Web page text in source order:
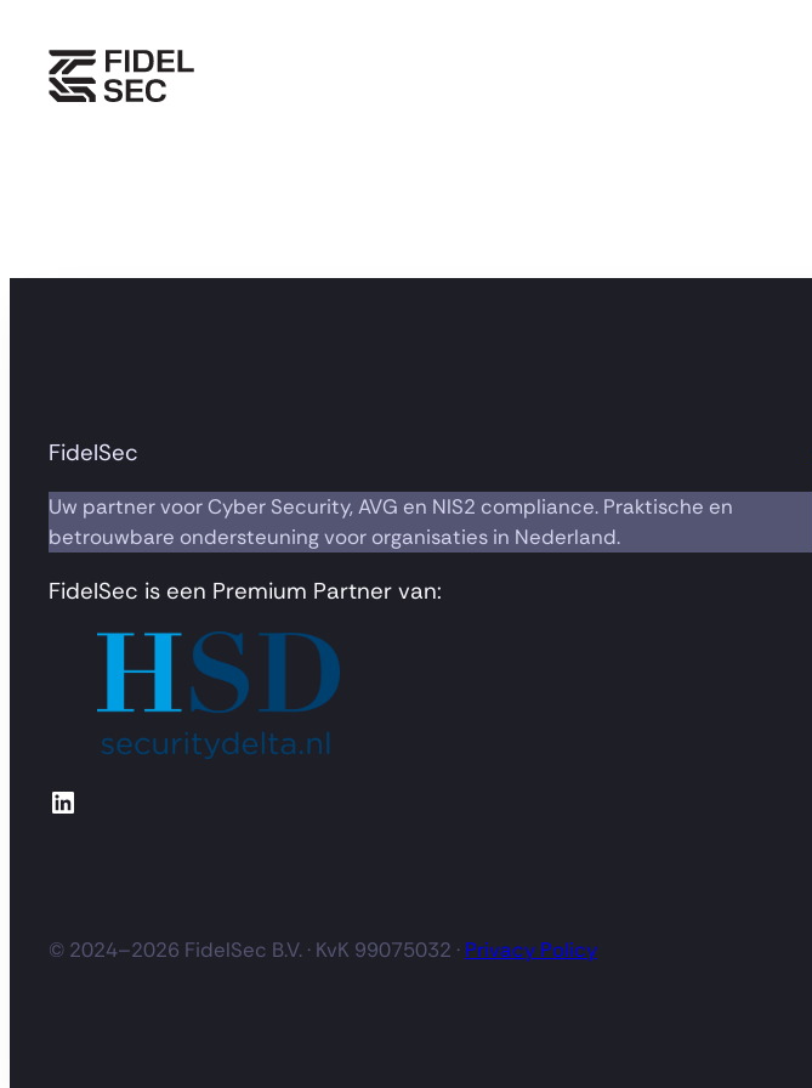
naar
FidelSec
Uw partner voor Cyber Security, AVG en NIS2 compliance. Praktische en
betrouwbare ondersteuning voor organisaties in Nederland.
FidelSec is een Premium Partner van:
LinkedIn
© 2024–2026 FidelSec B.V. · KvK 99075032 · Privacy Policy